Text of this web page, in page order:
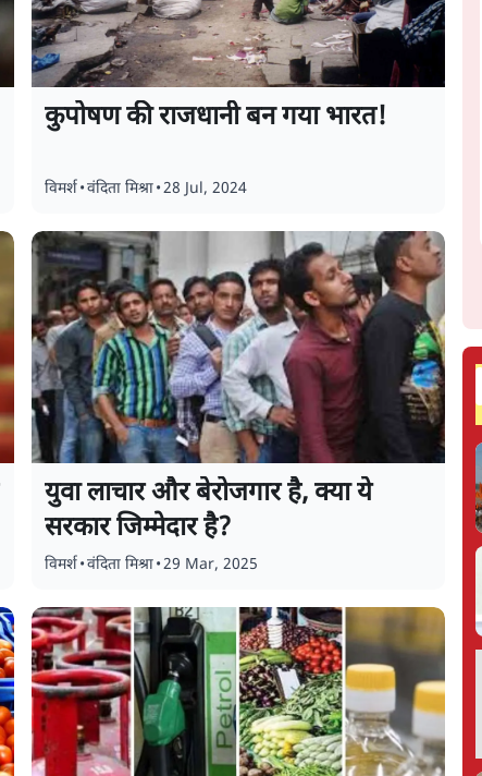
कुपोषण की राजधानी बन गया भारत!
विमर्श•वंदिता मिश्रा•28 Jul, 2024
युवा लाचार और बेरोजगार है, क्या ये
सरकार जिम्मेदार है?
विमर्श•वंदिता मिश्रा•29 Mar, 2025